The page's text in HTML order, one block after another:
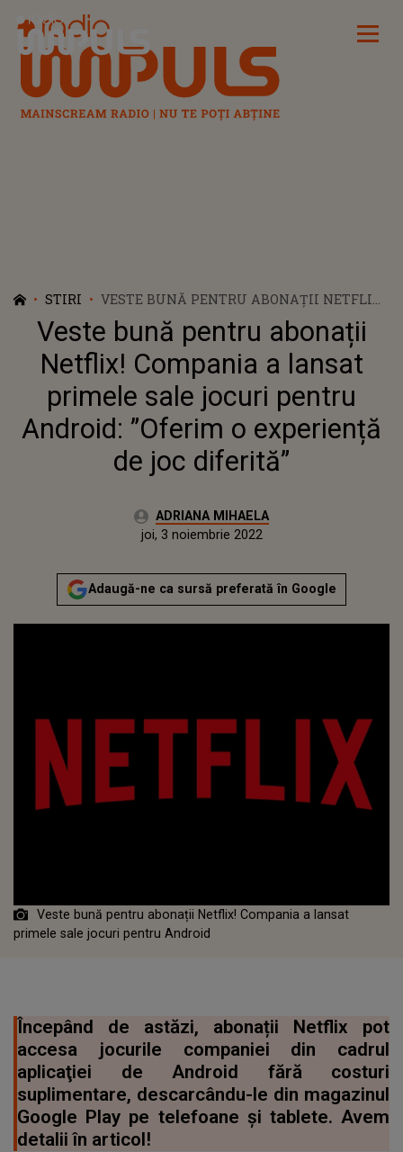
Radio Impuls
STIRI
VESTE BUNĂ PENTRU ABONAȚII NETFLIX!
COMPANIA A LANSAT PRIMELE SALE
JOCURI PENTRU ANDROID: ”OFERIM O
EXPERIENȚĂ DE JOC DIFERITĂ”
Veste bună pentru abonații
Netflix! Compania a lansat
primele sale jocuri pentru
Android: ”Oferim o experiență
de joc diferită”
Autor:ADRIANA MIHAELA
miercuri, 3 noiembrie 2021Actualizat:
joi, 3 noiembrie 2022
Adaugă-ne ca sursă preferată în Google
Veste bună pentru abonații Netflix! Compania a lansat
primele sale jocuri pentru Android
Începând de astăzi, abonații Netflix pot
accesa jocurile companiei din cadrul
aplicaţiei de Android fără costuri
suplimentare, descarcându-le din magazinul
Google Play pe telefoane și tablete. Avem
detalii în articol!